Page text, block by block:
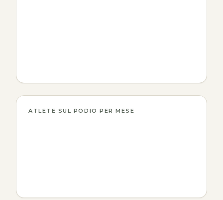
ATLETE SUL PODIO PER MESE